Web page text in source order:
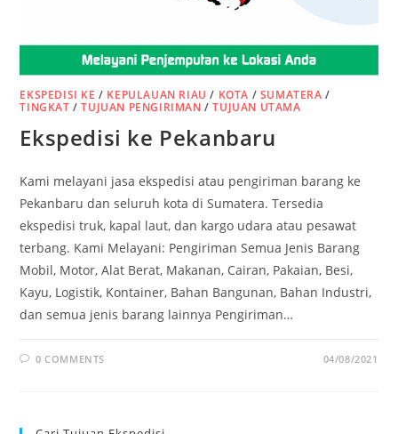
EKSPEDISI KE / KEPULAUAN RIAU / KOTA / SUMATERA /
TINGKAT /TUJUAN PENGIRIMAN /TUJUAN UTAMA
Ekspedisi ke Pekanbaru
Kami melayani jasa ekspedisi atau pengiriman barang ke
Pekanbaru dan seluruh kota di Sumatera. Tersedia
ekspedisi truk, kapal laut, dan kargo udara atau pesawat
terbang. Kami Melayani: Pengiriman Semua Jenis Barang
Mobil, Motor, Alat Berat, Makanan, Cairan, Pakaian, Besi,
Kayu, Logistik, Kontainer, Bahan Bangunan, Bahan Industri,
dan semua jenis barang lainnya Pengiriman…
0 COMMENTS 04/08/2021